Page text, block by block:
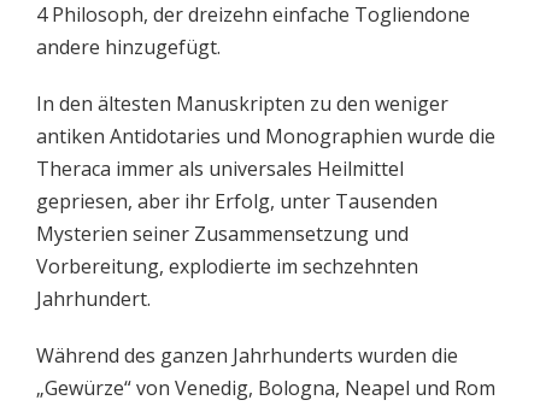
4 Philosoph, der dreizehn einfache Togliendone
andere hinzugefügt.
In den ältesten Manuskripten zu den weniger
antiken Antidotaries und Monographien wurde die
Theraca immer als universales Heilmittel
gepriesen, aber ihr Erfolg, unter Tausenden
Mysterien seiner Zusammensetzung und
Vorbereitung, explodierte im sechzehnten
Jahrhundert.
Während des ganzen Jahrhunderts wurden die
„Gewürze“ von Venedig, Bologna, Neapel und Rom